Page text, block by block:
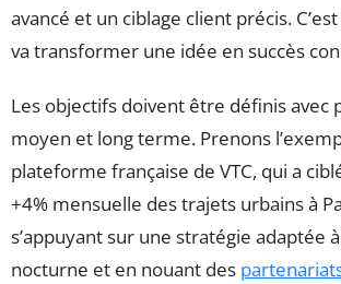
avancé et un ciblage client précis.
va transformer une idée en succès
Les objectifs doivent être définis avec
moyen et long terme. Prenons
plateforme française de VTC, qui a
+4% mensuelle des trajets urbains à
s’appuyant sur une stratégie adaptée
nocturne et en nouant des